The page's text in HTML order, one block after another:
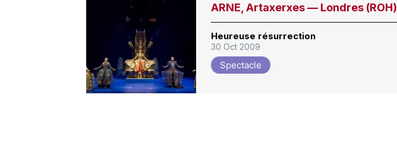
ARNE, Artaxerxes — Londres (ROH)
Heureuse résurrection
30 Oct 2009
Spectacle